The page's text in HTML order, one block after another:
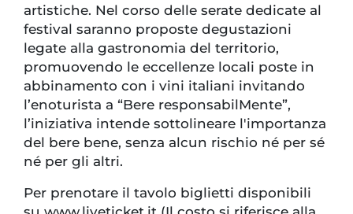
artistiche. Nel corso delle serate dedicate al
festival saranno proposte degustazioni
legate alla gastronomia del territorio,
promuovendo le eccellenze locali poste in
abbinamento con i vini italiani invitando
l’enoturista a “Bere responsabilMente”,
l’iniziativa intende sottolineare l'importanza
del bere bene, senza alcun rischio né per sé
né per gli altri.
Per prenotare il tavolo biglietti disponibili